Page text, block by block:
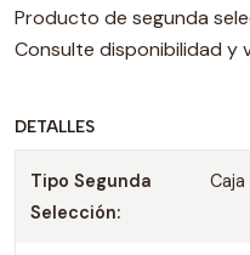
Producto de segunda
Consulte disponibilidad y
DETALLES
Tipo Segunda
Selección: